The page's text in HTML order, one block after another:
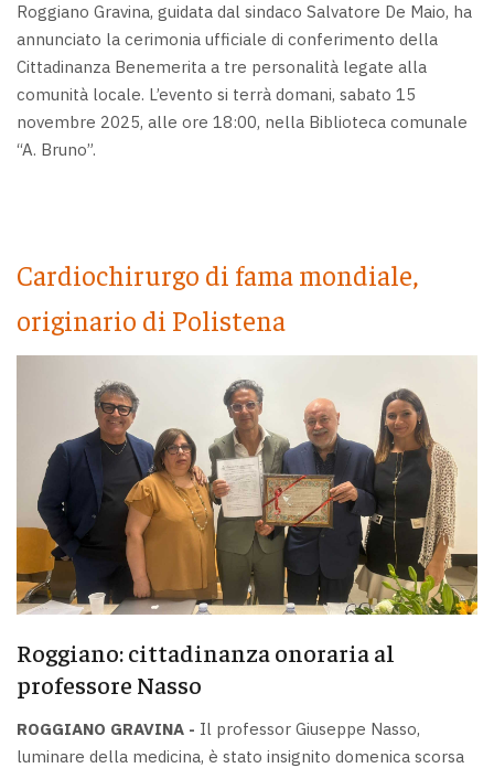
Roggiano Gravina, guidata dal sindaco Salvatore De Maio, ha
annunciato la cerimonia ufficiale di conferimento della
Cittadinanza Benemerita a tre personalità legate alla
comunità locale. L’evento si terrà domani, sabato 15
novembre 2025, alle ore 18:00, nella Biblioteca comunale
“A. Bruno”.
Cardiochirurgo di fama mondiale,
originario di Polistena
Roggiano: cittadinanza onoraria al
professore Nasso
ROGGIANO GRAVINA - Il professor Giuseppe Nasso,
luminare della medicina, è stato insignito domenica scorsa